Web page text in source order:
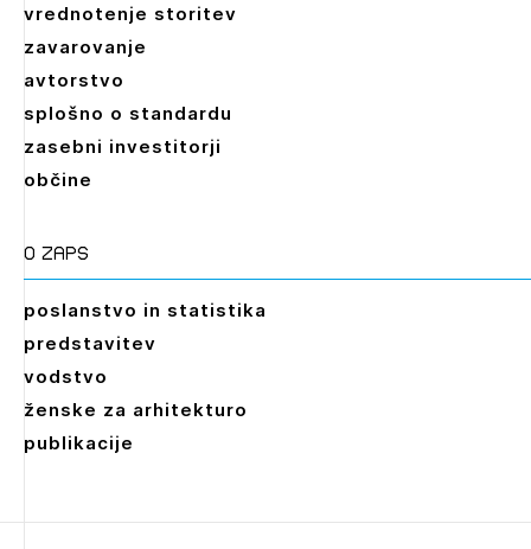
vrednotenje storitev
zavarovanje
avtorstvo
splošno o standardu
zasebni investitorji
občine
O zaps
poslanstvo in statistika
predstavitev
vodstvo
ženske za arhitekturo
publikacije